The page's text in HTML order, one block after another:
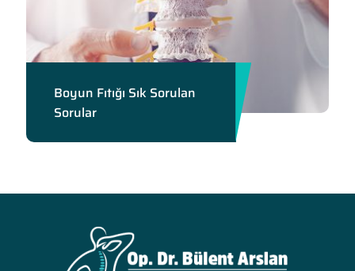
Boyun Fıtığı Sık Sorulan
Sorular